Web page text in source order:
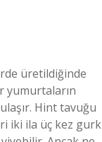
üretildiğinde
yumurtaların
Hint tavuğu
iki ila üç kez gurk